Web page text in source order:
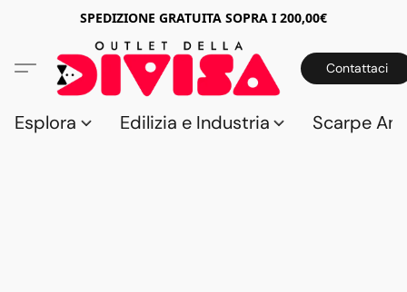
SPEDIZIONE GRATUITA SOPRA I 200,00€
Contattaci
Esplora Edilizia e Industria Scarpe